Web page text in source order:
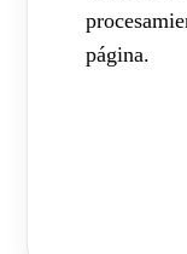
página.